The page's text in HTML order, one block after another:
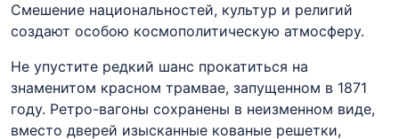
Смешение национальностей, культур и религий
создают особою космополитическую атмосферу.
Не упустите редкий шанс прокатиться на
знаменитом красном трамвае, запущенном в 1871
году. Ретро-вагоны сохранены в неизменном виде,
вместо дверей изысканные кованые решетки,